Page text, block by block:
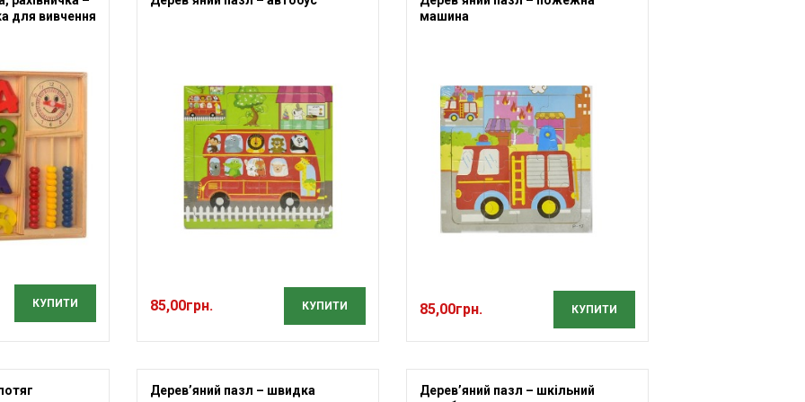
для вивчення
КУПИТИ 85,00грн. КУПИТИ
машина
85,00грн. КУПИТИ
Дерев’яний пазл – швидка
Дерев’яний пазл – шкільний